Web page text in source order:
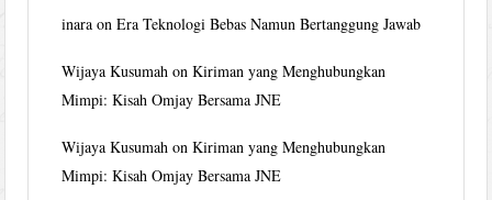
inara onEra Teknologi Bebas Namun Bertanggung Jawab
Wijaya Kusumah onKiriman yang Menghubungkan
Mimpi: Kisah Omjay Bersama JNE
Wijaya Kusumah onKiriman yang Menghubungkan
Mimpi: Kisah Omjay Bersama JNE